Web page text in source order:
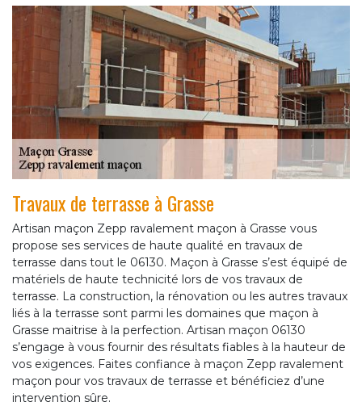
Travaux de terrasse à Grasse
Artisan maçon Zepp ravalement maçon à Grasse vous
propose ses services de haute qualité en travaux de
terrasse dans tout le 06130. Maçon à Grasse s’est équipé de
matériels de haute technicité lors de vos travaux de
terrasse. La construction, la rénovation ou les autres travaux
liés à la terrasse sont parmi les domaines que maçon à
Grasse maitrise à la perfection. Artisan maçon 06130
s’engage à vous fournir des résultats fiables à la hauteur de
vos exigences. Faites confiance à maçon Zepp ravalement
maçon pour vos travaux de terrasse et bénéficiez d’une
intervention sûre.